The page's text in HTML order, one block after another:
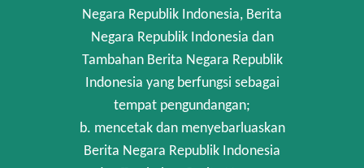
Negara Republik Indonesia, Berita
Negara Republik Indonesia dan
Tambahan Berita Negara Republik
Indonesia yang berfungsi sebagai
tempat pengundangan;
b. mencetak dan menyebarluaskan
Berita Negara Republik Indonesia